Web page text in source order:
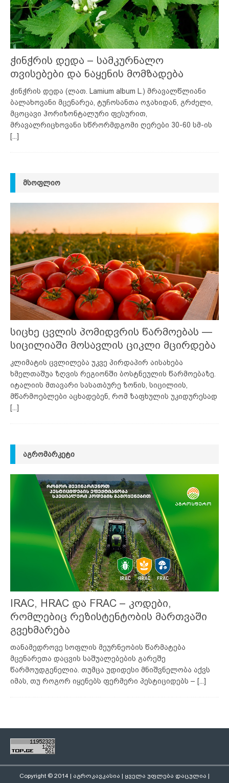
ჭინჭრის დედა – სამკურნალო
თვისებები და ნაყენის მომზადება
ჭინჭრის დედა (ლათ. Lamium album L.) მრავალწლიანი
ბალახოვანი მცენარეა, ტუჩოსანთა ოჯახიდან, გრძელი,
მცოცავი ჰორიზონტალური ფესურით,
მრავალრიცხოვანი სწრორმდგომი ღერები 30-60 სმ-ის
[...]
ᲛᲡᲝᲤᲚᲘᲝ
სიცხე ცვლის პომიდვრის წარმოებას —
სიცილიაში მოსავლის ციკლი მცირდება
კლიმატის ცვლილება უკვე პირდაპირ აისახება
ხმელთაშუა ზღვის რეგიონში ბოსტნეულის წარმოებაზე.
იტალიის მთავარი სასათბურე ზონის, სიცილიის,
მწარმოებლები აცხადებენ, რომ ზაფხულის უკიდურესად
[...]
ᲐᲒᲠᲝᲛᲐᲠᲙᲔᲢᲘ
IRAC, HRAC და FRAC – კოდები,
რომლებიც რეზისტენტობის მართვაში
გვეხმარება
თანამედროვე სოფლის მეურნეობის წარმატება
მცენარეთა დაცვის საშუალებების გარეშე
წარმოუდგენელია. თუმცა უდიდესი მნიშვნელობა აქვს
იმას, თუ როგორ იყენებს ფერმერი პესტიციდებს – [...]
Copyright © 2014 | აგროკავკასია | ყველა უფლება დაცულია |